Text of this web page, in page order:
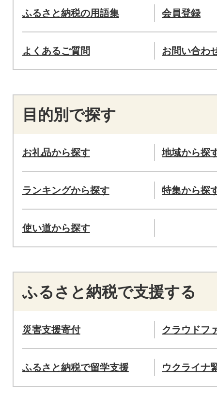
ふるさと納税の用語集 会員登録
よくあるご質問 お問い合わ
目的別で探す
お礼品から探す 地域から探
ランキングから探す 特集から探
使い道から探す
ふるさと納税で支援する
災害支援寄付 クラウドフ
ふるさと納税で留学支援 ウクライナ